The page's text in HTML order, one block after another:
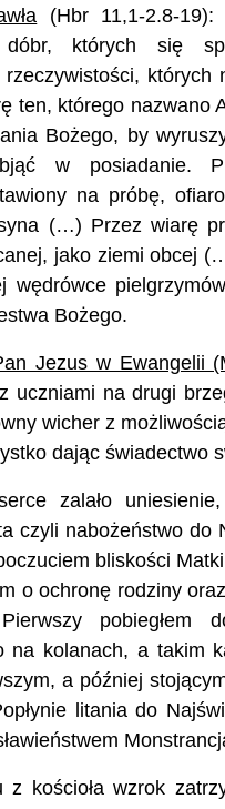
(Hbr 11,1-2.8-19):
których się
których
ten, którego nazwano
Bożego, by
w posiadanie.
na próbę,
(…) Przez wiarę
jako ziemi obcej
wędrówce
Bożego.
Jezus w Ewangelii
uczniami na drugi
wicher z
dając świadectwo
zalało
czyli nabożeństwo do
bliskości
o ochronę rodziny
pobiegłem
na kolanach, a takim
a później
litania do
wzrok